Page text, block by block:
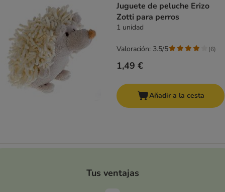
Juguete de peluche Erizo
Zotti para perros
1 unidad
1,49 €
Valoración: 3.5/5 (6)
Añadir a la cesta
Tus ventajas